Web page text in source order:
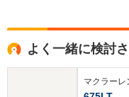
よく一緒に検討
マクラーレ